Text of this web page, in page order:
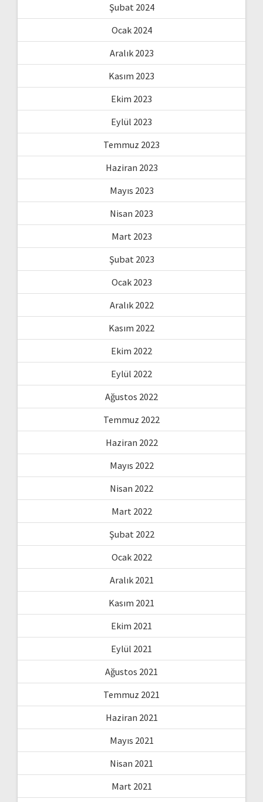
Şubat 2024
Ocak 2024
Aralık 2023
Kasım 2023
Ekim 2023
Eylül 2023
Temmuz 2023
Haziran 2023
Mayıs 2023
Nisan 2023
Mart 2023
Şubat 2023
Ocak 2023
Aralık 2022
Kasım 2022
Ekim 2022
Eylül 2022
Ağustos 2022
Temmuz 2022
Haziran 2022
Mayıs 2022
Nisan 2022
Mart 2022
Şubat 2022
Ocak 2022
Aralık 2021
Kasım 2021
Ekim 2021
Eylül 2021
Ağustos 2021
Temmuz 2021
Haziran 2021
Mayıs 2021
Nisan 2021
Mart 2021